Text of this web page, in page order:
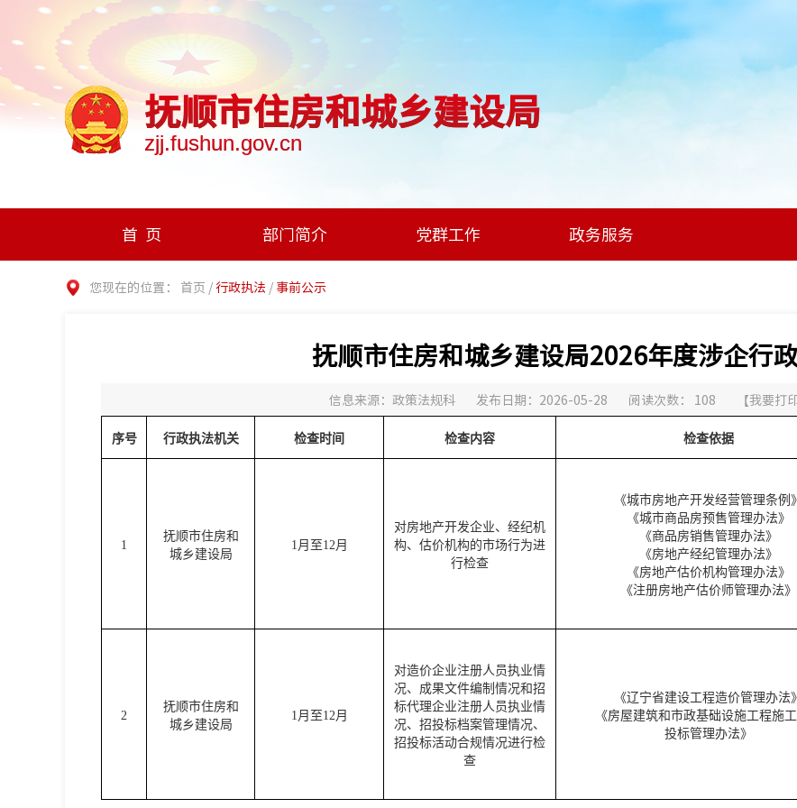
抚顺市住房和城乡建设局
zjj.fushun.gov.cn
首页 部门简介 党群工作 政务服务
您现在的位置： 首页 /行政执法 / 事前公示
抚顺市住房和城乡建设局2026年度涉企行
信息来源：政策法规科 发布日期：2026-05-28 阅读次数： 108 【我要打
序号 行政执法机关 检查时间 检查内容 检查依据
1
抚顺市住房和
城乡建设局
1月至12月
对房地产开发企业、经纪机
构、估价机构的市场行为进
行检查
《城市房地产开发经营管理条例》
《城市商品房预售管理办法》
《商品房销售管理办法》
《房地产经纪管理办法》
《房地产估价机构管理办法》
《注册房地产估价师管理办法》
2
抚顺市住房和
城乡建设局
1月至12月
对造价企业注册人员执业情
况、成果文件编制情况和招
标代理企业注册人员执业情
况、招投标档案管理情况、
招投标活动合规情况进行检
查
《辽宁省建设工程造价管理办法》
《房屋建筑和市政基础设施工程施
投标管理办法》